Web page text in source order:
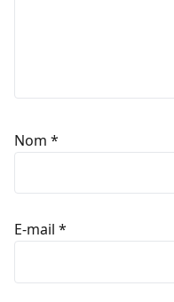
Nom *
E-mail *